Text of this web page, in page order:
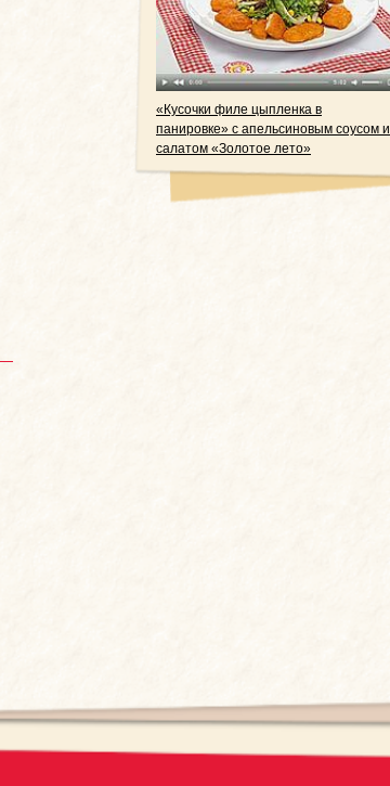
«Кусочки филе цыпленка в
панировке» с апельсиновым соусом и
салатом «Золотое лето»